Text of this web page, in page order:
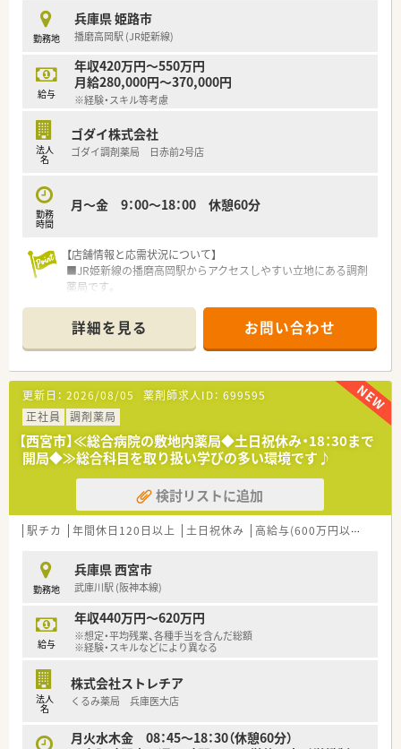
■充実した研修制度、人事制度、評価制度、キャリア支援制度等
があるのも特徴です
勤務地
兵庫県 姫路市
播磨高岡駅 (JR姫新線)
給与
年収420万円～550万円
月給280,000円～370,000円
※経験・スキル等考慮
法人
名
ゴダイ株式会社
ゴダイ調剤薬局 日赤前2号店
勤務
時間
月～金 9：00～18：00 休憩60分
【店舗情報と応需状況について】
■JR姫新線の播磨高岡駅からアクセスしやすい立地にある調剤
薬局です。
需しています。
■処方箋枚数は1日30～40枚と落ち着いており、薬剤師常時2名
体制と事務員で対応しています。
【法人特徴について】
■創業90年以上の歴史を持ち、兵庫県を中心に130店舗近く展開
する安定企業です。
■調剤薬局、ドラッグストア、デイサービス、居宅介護支援、ビュ
ーティー事業の5本柱で事業を展開しています。
■地域密着を掲げ、お客様とのコミュニケーションを通じて「情
報と付加価値」を提供することを重視しています。
【想定される業務内容】
■姫路赤十字病院から応需する総合科目の処方箋に関する調剤・
■処方箋枚数は1日平均30～40枚程度のため、患者様一人ひとり
に丁寧に対応できます。
■薬剤師は常時2名体制で、事務員のサポートもあるため安心し
て業務に集中できます。
【想定されるキャリアイメージ】
■調剤専門店、調剤併設ドラッグストア、OTC店舗など多様な形
態で経験を積むことが可能です。
■勤続3年で薬局長、5年でエリア長への昇進実績もあり、上昇志
向のある方に応えます。
リアチェンジする道も用意されています。
詳細を見る お問い合わせ
更新日： 2026/08/05 薬剤師求人ID： 699595
正社員
調剤薬局
【西宮市】≪総合病院の敷地内薬局◆土日祝休み・18：30まで
開局◆≫総合科目を取り扱い学びの多い環境です♪
検討リストに追加
駅チカ 年間休日120日以上 土日祝休み 高給与(600万円以上)
勤務地
兵庫県 西宮市
武庫川駅 (阪神本線)
給与
年収440万円～620万円
※想定・平均残業、各種手当を含んだ総額
※経験・スキルなどにより異なる
法人
名
株式会社ストレチア
くるみ薬局 兵庫医大店
月火水木金 08：45～18：30（休憩60分）